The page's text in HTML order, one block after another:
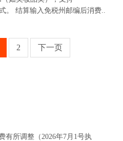
。 结算输入免税州邮编后消费..
2 下一页
有所调整（2026年7月1号执